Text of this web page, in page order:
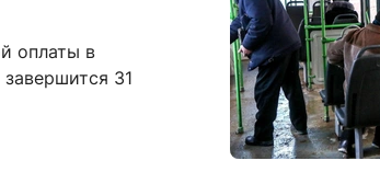
оплаты в
31